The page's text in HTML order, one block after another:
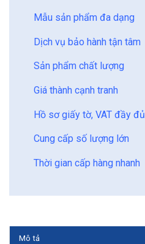
Mẫu sản phẩm đa dạng
Dịch vụ bảo hành tận tâm
Sản phẩm chất lượng
Giá thành cạnh tranh
Hồ sơ giấy tờ, VAT đầy đủ
Cung cấp số lượng lớn
Thời gian cấp hàng nhanh
Mô tả